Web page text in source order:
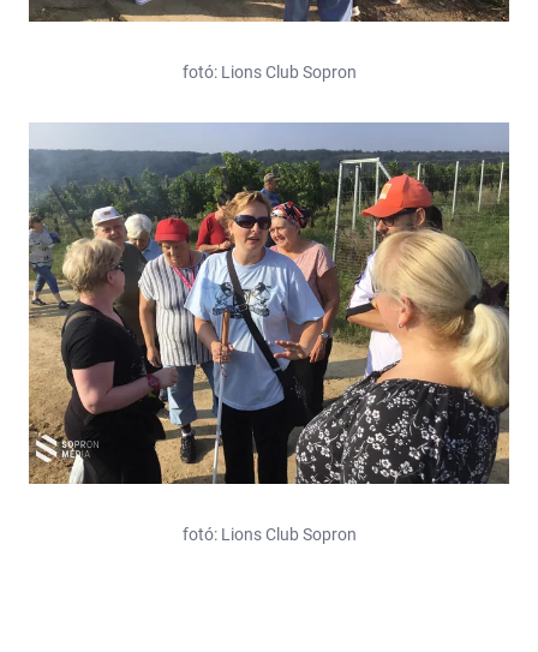
fotó: Lions Club Sopron
fotó: Lions Club Sopron